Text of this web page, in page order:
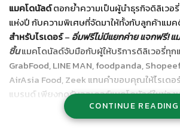
แมคโดนัลด์ตอกย้ำความเป็นผู้นำธุรกิจดิลิเว
แห่งปี กับความพิเศษที่จัดมาให้ทั้งกับลูกค้าแมค
สำหรับไรเดอร์– อิ่มฟรีไม่มีแยกค่าย แจกฟรี!
ชิ้นแมคโดนัลด์จับมือกับผู้ให้บริการดิลิเวอรี่ทุก
GrabFood, LINE MAN, foodpanda,
AirAsia Food, Zeek แทนคำขอบคุณให้ไรเด
แบรนด์ เพียงกดรับออเดอร์แมคโดนัลด์ในช่วง
ของทุกวันตั้งแต่วันที่ 21 – 25 กันยายน 2565 รั
1 ไรเดอร์/ 1 ชิ้น/ 1 ออเดอร์ วันละ 50 ชิ้นต่อสาข
CONTINUE READING